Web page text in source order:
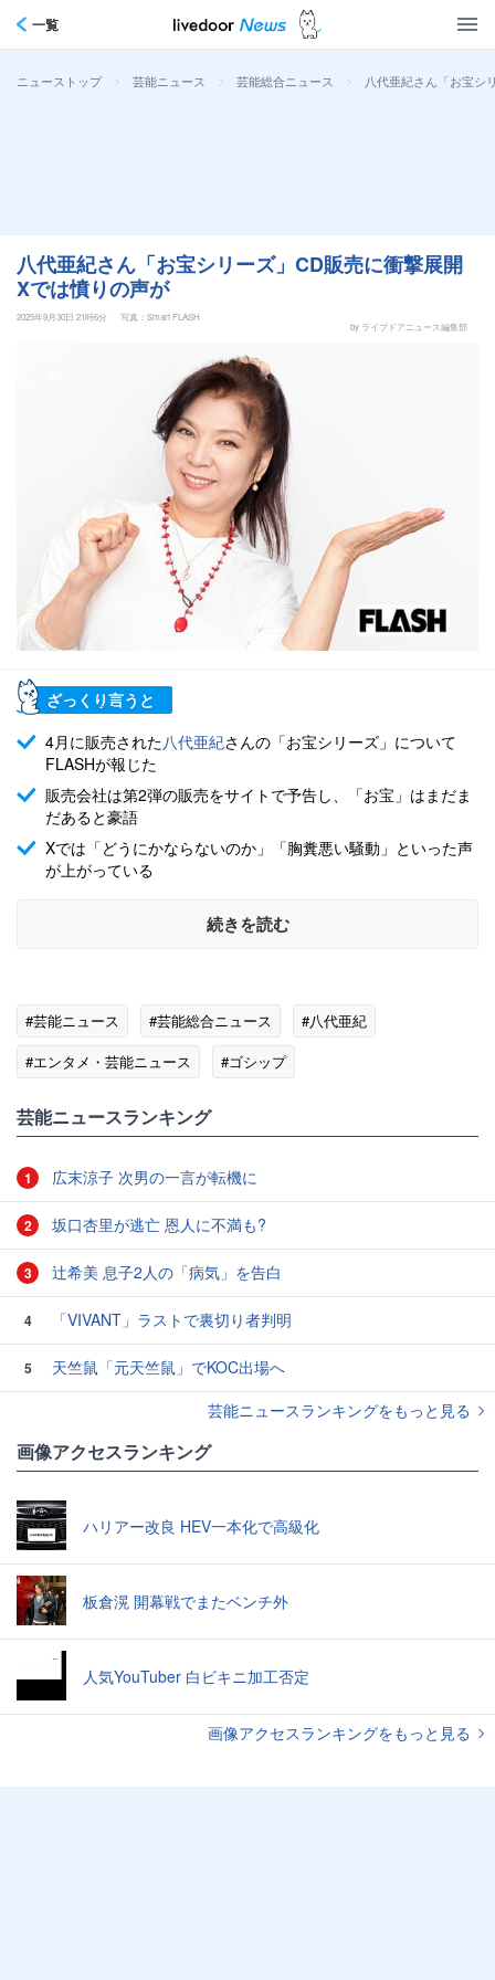
一覧
ニューストップ > 芸能ニュース > 芸能総合ニュース > 八代亜紀さん「お宝シ
八代亜紀さん「お宝シリーズ」CD販売に衝撃展開
Xでは憤りの声が
2025年9月30日 21時6分
写真：Smart FLASH
by ライブドアニュース編集部
ざっくり言うと
4月に販売された八代亜紀さんの「お宝シリーズ」について
FLASHが報じた
販売会社は第2弾の販売をサイトで予告し、「お宝」はまだま
だあると豪語
Xでは「どうにかならないのか」「胸糞悪い騒動」といった声
が上がっている
続きを読む
#芸能ニュース #芸能総合ニュース
#八代亜紀
#エンタメ・芸能ニュース
#ゴシップ
芸能ニュースランキング
1 広末涼子 次男の一言が転機に
2 坂口杏里が逃亡 恩人に不満も?
3 辻希美 息子2人の「病気」を告白
4 「VIVANT」ラストで裏切り者判明
5
天竺鼠「元天竺鼠」でKOC出場へ
芸能ニュースランキングをもっと見る
画像アクセスランキング
ハリアー改良 HEV一本化で高級化
板倉滉 開幕戦でまたベンチ外
人気YouTuber 白ビキニ加工否定
画像アクセスランキングをもっと見る